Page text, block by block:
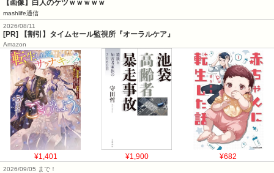
【画像】白人のケツｗｗｗｗｗ
mashlife通信
2026/08/11
[PR] 【割引】タイムセール監視所『オーラルケア』
Amazon
¥1,401 ¥1,900 ¥682
2026/09/05 まで！